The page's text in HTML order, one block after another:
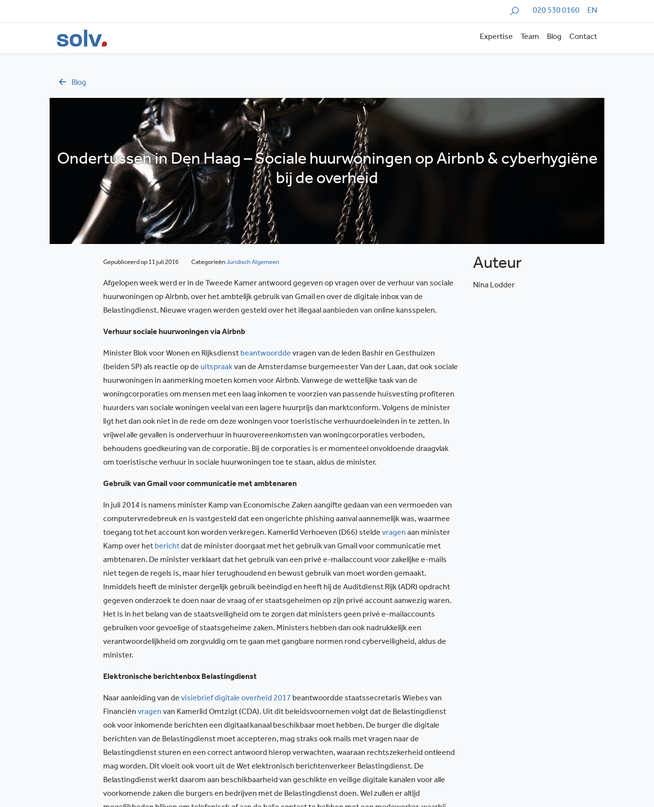
Zoeken 020 530 0160 EN
Expertise Team Blog Contact
Blog
Ondertussen in Den Haag – Sociale huurwoningen op Airbnb & cyberhygiëne
bij de overheid
Gepubliceerd op 11 juli 2016 CategorieënJuridisch Algemeen
Afgelopen week werd er in de Tweede Kamer antwoord gegeven op vragen over de verhuur van sociale
huurwoningen op Airbnb, over het ambtelijk gebruik van Gmail en over de digitale inbox van de
Belastingdienst. Nieuwe vragen werden gesteld over het illegaal aanbieden van online kansspelen.
Verhuur sociale huurwoningen via Airbnb
Minister Blok voor Wonen en Rijksdienst beantwoordde vragen van de leden Bashir en Gesthuizen
(beiden SP) als reactie op de uitspraakvan de Amsterdamse burgemeester Van der Laan, dat ook sociale
huurwoningen in aanmerking moeten komen voor Airbnb. Vanwege de wettelijke taak van de
woningcorporaties om mensen met een laag inkomen te voorzien van passende huisvesting profiteren
huurders van sociale woningen veelal van een lagere huurprijs dan marktconform. Volgens de minister
ligt het dan ook niet in de rede om deze woningen voor toeristische verhuurdoeleinden in te zetten. In
vrijwel alle gevallen is onderverhuur in huurovereenkomsten van woningcorporaties verboden,
behoudens goedkeuring van de corporatie. Bij de corporaties is er momenteel onvoldoende draagvlak
om toeristische verhuur in sociale huurwoningen toe te staan, aldus de minister.
Gebruik van Gmail voor communicatie met ambtenaren
In juli 2014 is namens minister Kamp van Economische Zaken aangifte gedaan van een vermoeden van
computervredebreuk en is vastgesteld dat een ongerichte phishing aanval aannemelijk was, waarmee
toegang tot het account kon worden verkregen. Kamerlid Verhoeven (D66) stelde vragen aan minister
Kamp over het berichtdat de minister doorgaat met het gebruik van Gmail voor communicatie met
ambtenaren. De minister verklaart dat het gebruik van een privé e-mailaccount voor zakelijke e-mails
niet tegen de regels is, maar hier terughoudend en bewust gebruik van moet worden gemaakt.
Inmiddels heeft de minister dergelijk gebruik beëindigd en heeft hij de Auditdienst Rijk (ADR) opdracht
gegeven onderzoek te doen naar de vraag of er staatsgeheimen op zijn privé account aanwezig waren.
Het is in het belang van de staatsveiligheid om te zorgen dat ministers geen privé e-mailaccounts
gebruiken voor gevoelige of staatsgeheime zaken. Ministers hebben dan ook nadrukkelijk een
verantwoordelijkheid om zorgvuldig om te gaan met gangbare normen rond cyberveiligheid, aldus de
minister.
Elektronische berichtenbox Belastingdienst
Naar aanleiding van de visiebrief digitale overheid 2017 beantwoordde staatssecretaris Wiebes van
Financiën vragen van Kamerlid Omtzigt (CDA). Uit dit beleidsvoornemen volgt dat de Belastingdienst
ook voor inkomende berichten een digitaal kanaal beschikbaar moet hebben. De burger die digitale
berichten van de Belastingdienst moet accepteren, mag straks ook mails met vragen naar de
Belastingdienst sturen en een correct antwoord hierop verwachten, waaraan rechtszekerheid ontleend
mag worden. Dit vloeit ook voort uit de Wet elektronisch berichtenverkeer Belastingdienst. De
Belastingdienst werkt daarom aan beschikbaarheid van geschikte en veilige digitale kanalen voor alle
voorkomende zaken die burgers en bedrijven met de Belastingdienst doen. Wel zullen er altijd
Auteur
Nina Lodder